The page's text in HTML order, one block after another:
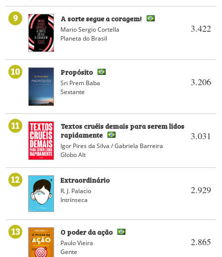
9
3.422
A sorte segue a coragem!
Mario Sergio Cortella
Planeta do Brasil
10
3.206
Propósito
Sri Prem Baba
Sextante
11
3.031
Textos cruéis demais para serem lidos
rapidamente
Igor Pires da Silva / Gabriela Barreira
Globo Alt
12
2.929
Extraordinário
R. J. Palacio
Intrínseca
13
2.865
O poder da ação
Paulo Vieira
Gente